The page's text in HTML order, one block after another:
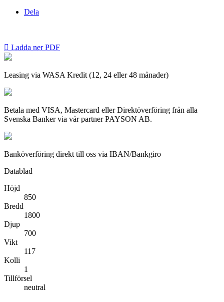
Dela
 Ladda ner PDF
Leasing via WASA Kredit (12, 24 eller 48 månader)
Betala med VISA, Mastercard eller Direktöverföring från alla
Svenska Banker via vår partner PAYSON AB.
Banköverföring direkt till oss via IBAN/Bankgiro
Datablad
Höjd
850
Bredd
1800
Djup
700
Vikt
117
Kolli
1
Tillförsel
neutral